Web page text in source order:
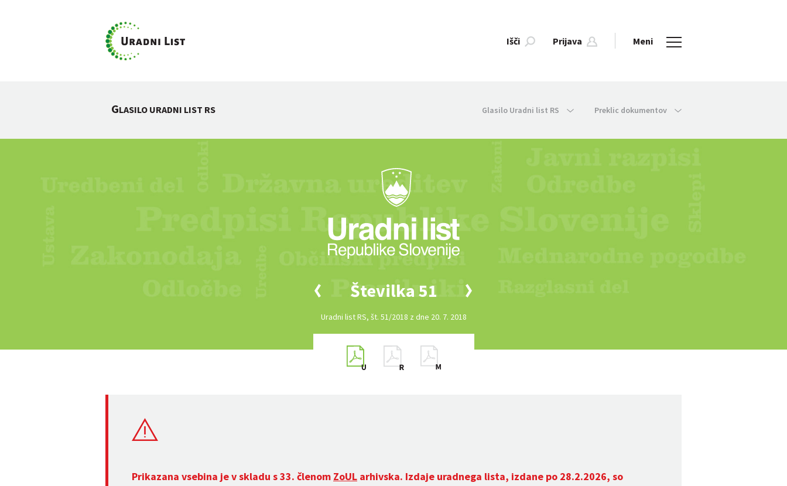
Išči Prijava Meni
GLASILO URADNI LIST RS Glasilo Uradni list RS Preklic dokumentov
Številka 51
Uradni list RS, št. 51/2018 z dne 20. 7. 2018
Prikazana vsebina je v skladu s 33. členom ZoUL arhivska. Izdaje uradnega lista, izdane po 28.2.2026, so